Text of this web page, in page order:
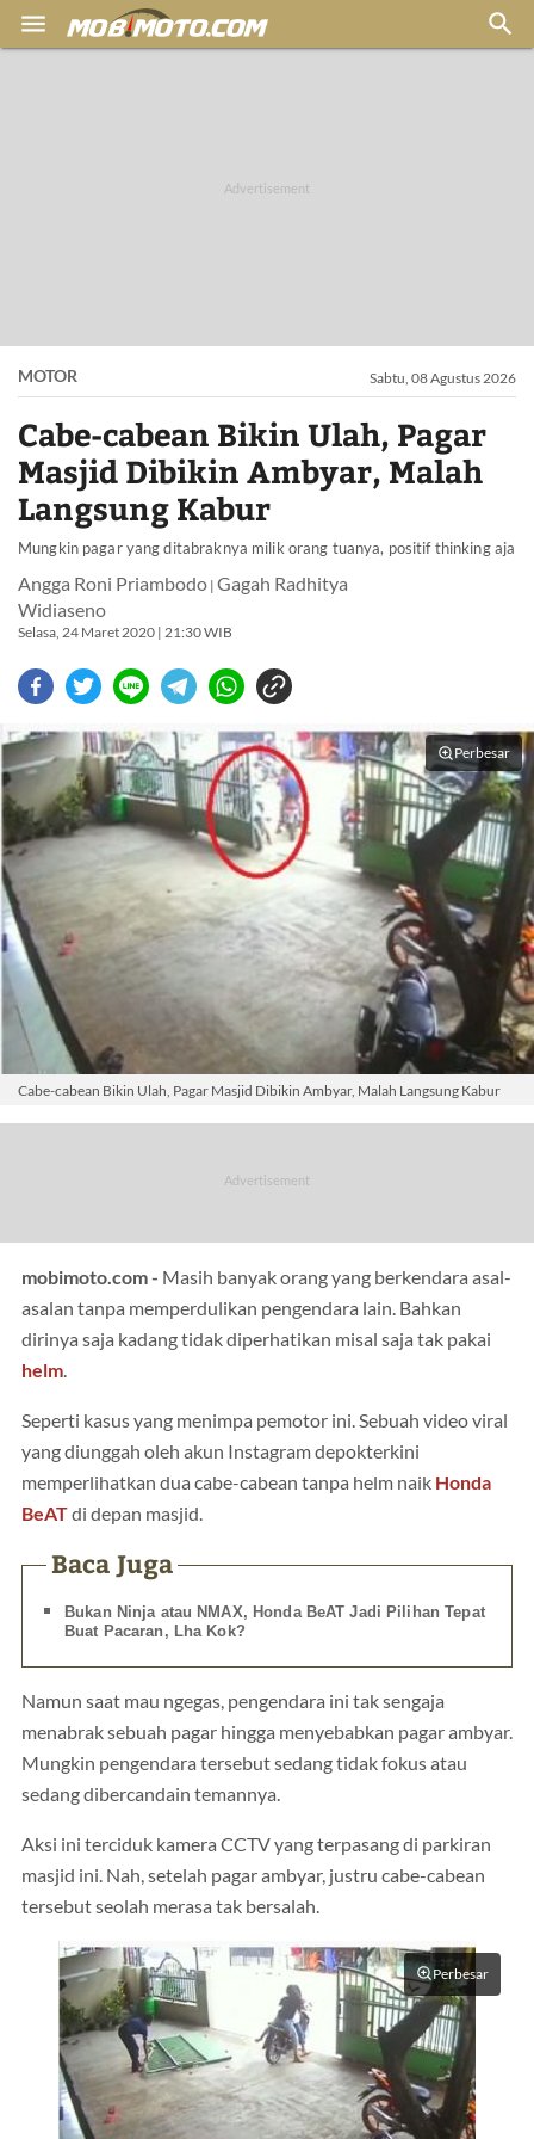
 
MOTOR Sabtu, 08 Agustus 2026
Cabe-cabean Bikin Ulah, Pagar
Masjid Dibikin Ambyar, Malah
Langsung Kabur
Mungkin pagar yang ditabraknya milik orang tuanya, positif thinking aja
Angga Roni Priambodo | Gagah Radhitya
Widiaseno
Selasa, 24 Maret 2020 | 21:30 WIB
Perbesar
Cabe-cabean Bikin Ulah, Pagar Masjid Dibikin Ambyar, Malah Langsung Kabur
mobimoto.com - Masih banyak orang yang berkendara asal-
asalan tanpa memperdulikan pengendara lain. Bahkan
dirinya saja kadang tidak diperhatikan misal saja tak pakai
helm.
Seperti kasus yang menimpa pemotor ini. Sebuah video viral
yang diunggah oleh akun Instagram depokterkini
memperlihatkan dua cabe-cabean tanpa helm naik Honda
BeATdi depan masjid.
Baca Juga
Bukan Ninja atau NMAX, Honda BeAT Jadi Pilihan Tepat
Buat Pacaran, Lha Kok?
Namun saat mau ngegas, pengendara ini tak sengaja
menabrak sebuah pagar hingga menyebabkan pagar ambyar.
Mungkin pengendara tersebut sedang tidak fokus atau
sedang dibercandain temannya.
Aksi ini terciduk kamera CCTV yang terpasang di parkiran
masjid ini. Nah, setelah pagar ambyar, justru cabe-cabean
tersebut seolah merasa tak bersalah.
Perbesar